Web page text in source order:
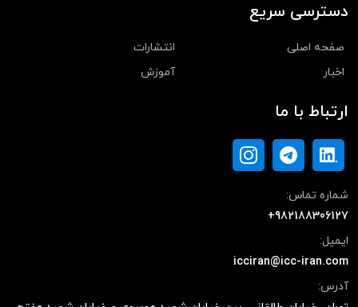
دسترسی سریع
صفحه اصلی
انتشارات
اخبار
آموزش
ارتباط با ما
شماره تماس:
+982188306127
ایمیل:
icciran@icc-iran.com
آدرس: